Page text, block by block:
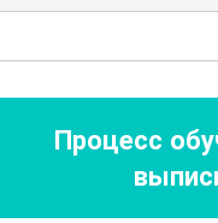
Одной из
обеспечение
производстве.
основными
промышленной
Процесс